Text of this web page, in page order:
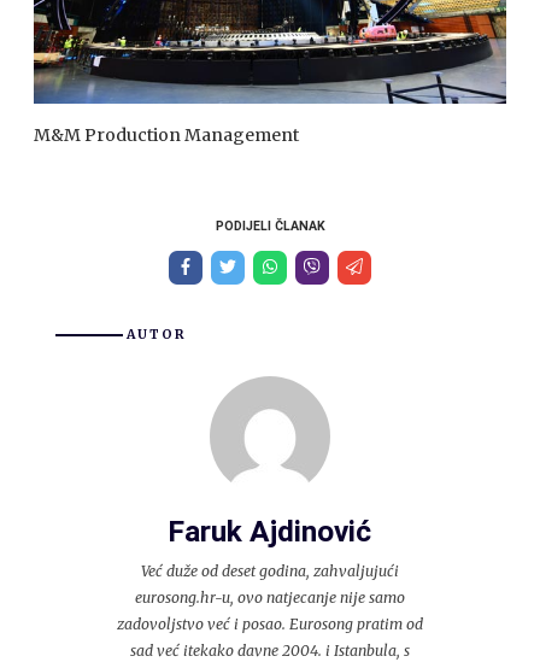
M&M Production Management
PODIJELI ČLANAK
AUTOR
Faruk Ajdinović
Već duže od deset godina, zahvaljujući
eurosong.hr-u, ovo natjecanje nije samo
zadovoljstvo već i posao. Eurosong pratim od
sad već itekako davne 2004. i Istanbula, s